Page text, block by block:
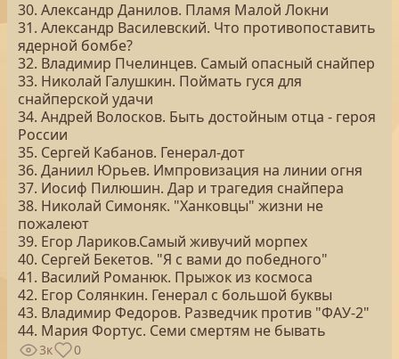
30. Александр Данилов. Пламя Малой Локни
31. Александр Василевский. Что противопоставить
ядерной бомбе?
32. Владимир Пчелинцев. Самый опасный снайпер
33. Николай Галушкин. Поймать гуся для
снайперской удачи
34. Андрей Волосков. Быть достойным отца - героя
России
35. Сергей Кабанов. Генерал-дот
36. Даниил Юрьев. Импровизация на линии огня
37. Иосиф Пилюшин. Дар и трагедия снайпера
38. Николай Симоняк. "Ханковцы" жизни не
пожалеют
39. Егор Лариков.Самый живучий морпех
40. Сергей Бекетов. "Я с вами до победного"
41. Василий Романюк. Прыжок из космоса
42. Егор Солянкин. Генерал с большой буквы
43. Владимир Федоров. Разведчик против "ФАУ-2"
44. Мария Фортус. Семи смертям не бывать
3к 0